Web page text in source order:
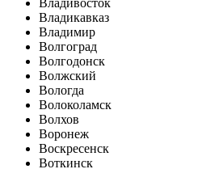
Владикавказ
Владимир
Волгоград
Волгодонск
Волжский
Вологда
Волоколамск
Волхов
Воронеж
Воскресенск
Воткинск